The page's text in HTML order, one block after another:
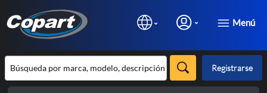
Menú
Registrarse